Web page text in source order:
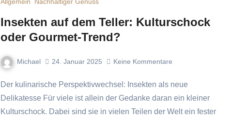
Insekten auf dem Teller: Kulturschock
oder Gourmet-Trend?
Michael 24. Januar 2025 Keine Kommentare
Der kulinarische Perspektivwechsel: Insekten als neue
Delikatesse Für viele ist allein der Gedanke daran ein kleiner
Kulturschock. Dabei sind sie in vielen Teilen der Welt ein fester